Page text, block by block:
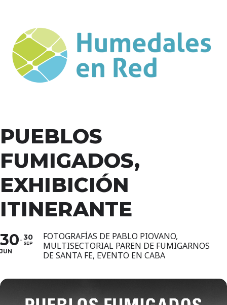
PUEBLOS
FUMIGADOS,
EXHIBICIÓN
ITINERANTE
30
JUN
30
SEP
FOTOGRAFÍAS DE PABLO PIOVANO,
MULTISECTORIAL PAREN DE FUMIGARNOS
DE SANTA FE, EVENTO EN CABA